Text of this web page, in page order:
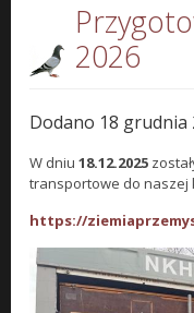
2026
Dodano 18 grudnia
W dniu18.12.2025
transportowe do naszej
https://